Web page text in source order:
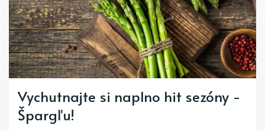
Vychutnajte si naplno hit sezóny -
Špargľu!